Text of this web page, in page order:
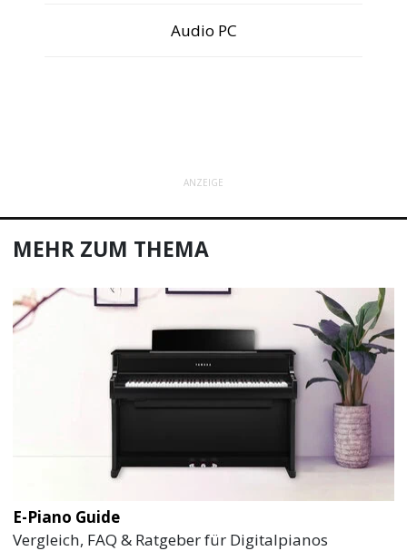
Audio PC
ANZEIGE
MEHR ZUM THEMA
E-Piano Guide
Vergleich, FAQ & Ratgeber für Digitalpianos